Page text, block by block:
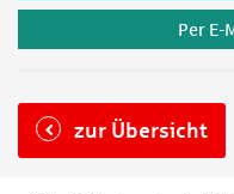
Per E-
zur Übersicht